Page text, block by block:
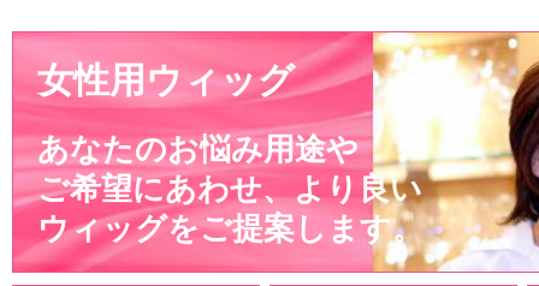
女性用ウィッグ
あなたのお悩み用途や
ご希望にあわせ、より良い
ウィッグをご提案します。